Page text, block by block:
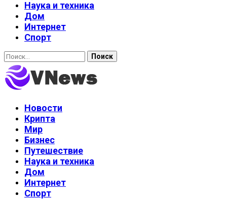
Наука и техника
Дом
Интернет
Спорт
Найти:
Новости
Крипта
Мир
Бизнес
Путешествие
Наука и техника
Дом
Интернет
Спорт